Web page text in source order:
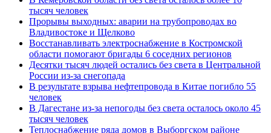
тысяч человек
Прорывы выходных: аварии на трубопроводах во
Владивостоке и Щелково
Восстанавливать электроснабжение в Костромской
области помогают бригады 6 соседних регионов
Десятки тысяч людей остались без света в Центральной
России из-за снегопада
В результате взрыва нефтепровода в Китае погибло 55
человек
В Дагестане из-за непогоды без света осталось около 45
тысяч человек
Теплоснабжение ряда домов в Выборгском районе